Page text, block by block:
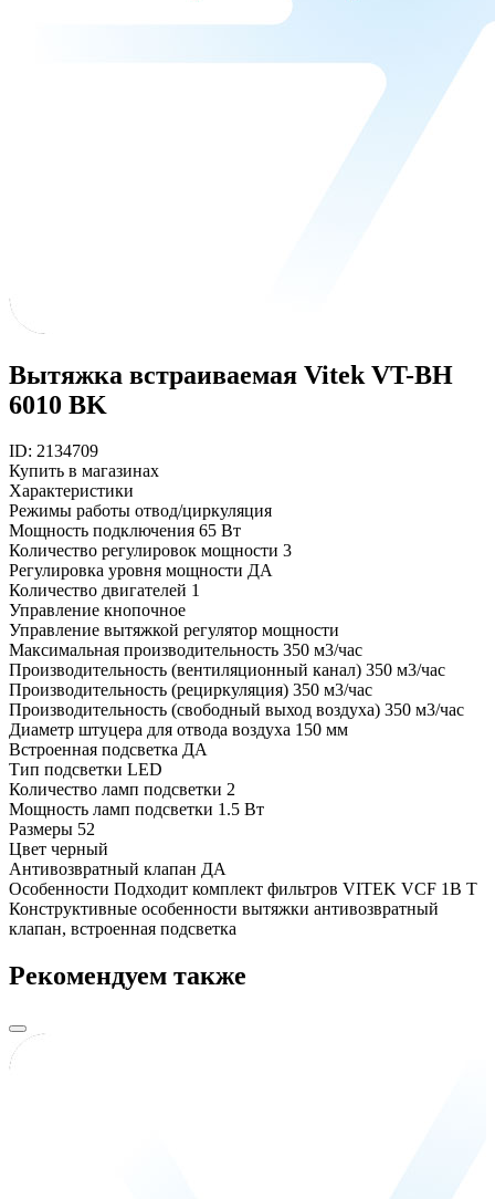
Вытяжка встраиваемая Vitek VT-BH
6010 BK
ID: 2134709
Купить в магазинах
Характеристики
Режимы работы отвод/циркуляция
Мощность подключения 65 Вт
Количество регулировок мощности 3
Регулировка уровня мощности ДА
Количество двигателей 1
Управление кнопочное
Управление вытяжкой регулятор мощности
Максимальная производительность 350 м3/час
Производительность (вентиляционный канал) 350 м3/час
Производительность (рециркуляция) 350 м3/час
Производительность (свободный выход воздуха) 350 м3/час
Диаметр штуцера для отвода воздуха 150 мм
Встроенная подсветка ДА
Тип подсветки LED
Количество ламп подсветки 2
Мощность ламп подсветки 1.5 Вт
Размеры 52
Цвет черный
Антивозвратный клапан ДА
Особенности Подходит комплект фильтров VITEK VCF 1B T
Конструктивные особенности вытяжки антивозвратный
клапан, встроенная подсветка
Рекомендуем также